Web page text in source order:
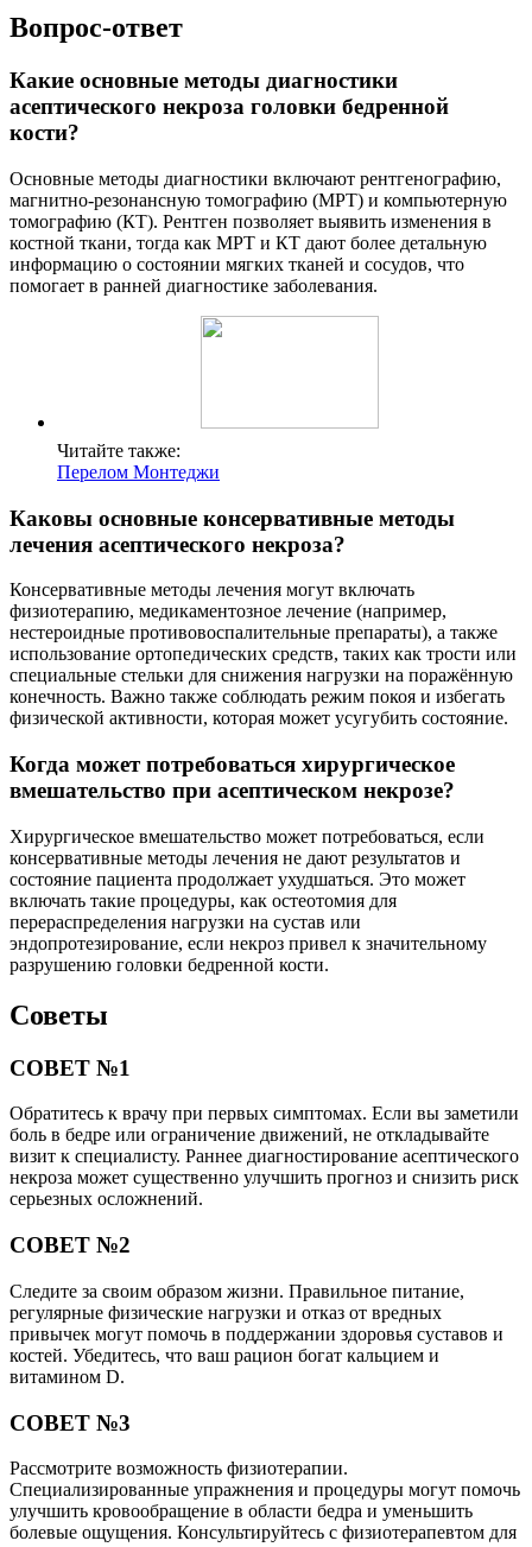
Вопрос-ответ
Какие основные методы диагностики
асептического некроза головки бедренной
кости?
Основные методы диагностики включают рентгенографию,
магнитно-резонансную томографию (МРТ) и компьютерную
томографию (КТ). Рентген позволяет выявить изменения в
костной ткани, тогда как МРТ и КТ дают более детальную
информацию о состоянии мягких тканей и сосудов, что
помогает в ранней диагностике заболевания.
Читайте также:
Перелом Монтеджи
Каковы основные консервативные методы
лечения асептического некроза?
Консервативные методы лечения могут включать
физиотерапию, медикаментозное лечение (например,
нестероидные противовоспалительные препараты), а также
использование ортопедических средств, таких как трости или
специальные стельки для снижения нагрузки на поражённую
конечность. Важно также соблюдать режим покоя и избегать
физической активности, которая может усугубить состояние.
Когда может потребоваться хирургическое
вмешательство при асептическом некрозе?
Хирургическое вмешательство может потребоваться, если
консервативные методы лечения не дают результатов и
состояние пациента продолжает ухудшаться. Это может
включать такие процедуры, как остеотомия для
перераспределения нагрузки на сустав или
эндопротезирование, если некроз привел к значительному
разрушению головки бедренной кости.
Советы
СОВЕТ №1
Обратитесь к врачу при первых симптомах. Если вы заметили
боль в бедре или ограничение движений, не откладывайте
визит к специалисту. Раннее диагностирование асептического
некроза может существенно улучшить прогноз и снизить риск
серьезных осложнений.
СОВЕТ №2
Следите за своим образом жизни. Правильное питание,
регулярные физические нагрузки и отказ от вредных
привычек могут помочь в поддержании здоровья суставов и
костей. Убедитесь, что ваш рацион богат кальцием и
витамином D.
СОВЕТ №3
Рассмотрите возможность физиотерапии.
Специализированные упражнения и процедуры могут помочь
улучшить кровообращение в области бедра и уменьшить
болевые ощущения. Консультируйтесь с физиотерапевтом для